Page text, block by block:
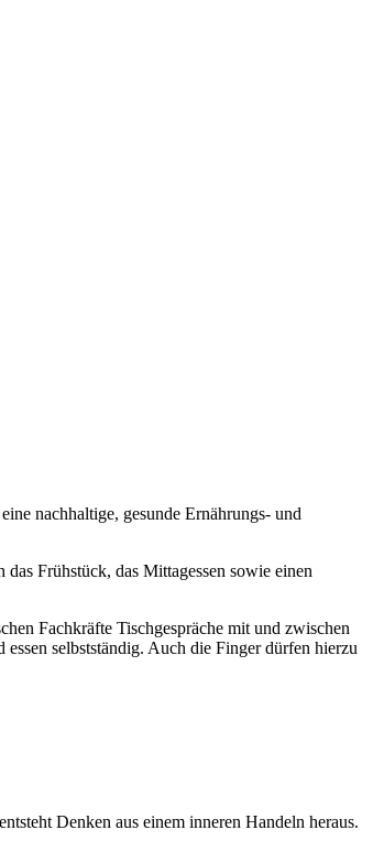
nachhaltige, gesunde Ernährungs- und
Frühstück, das Mittagessen sowie einen
Fachkräfte Tischgespräche mit und zwischen
selbstständig. Auch die Finger dürfen hierzu
Denken aus einem inneren Handeln heraus.